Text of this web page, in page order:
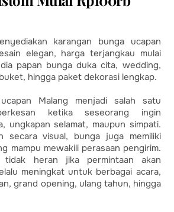
karangan bunga ucapan
elegan, harga terjangkau mulai
papan bunga duka cita, wedding,
hingga paket dekorasi lengkap.
Malang menjadi salah satu
ketika seseorang ingin
ungkapan selamat, maupun simpati.
secara visual, bunga juga memiliki
mampu mewakili perasaan pengirim.
heran jika permintaan akan
meningkat untuk berbagai acara,
grand opening, ulang tahun, hingga